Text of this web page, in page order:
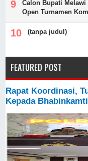
Calon Bupati Melawi
Open Turnamen
(tanpa judul)
FEATURED POST
Rapat Koordinasi,
Kepada